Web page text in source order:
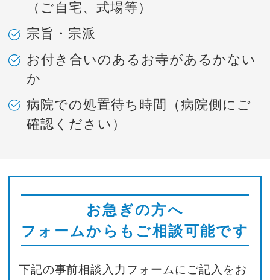
（ご自宅、式場等）
宗旨・宗派
お付き合いのあるお寺があるかない
か
病院での処置待ち時間（病院側にご
確認ください）
お急ぎの方へ
フォームからもご相談可能です
下記の事前相談入力フォームにご記入をお